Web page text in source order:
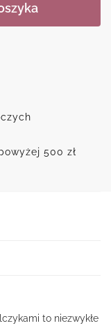
500 zł
to niezwykłe